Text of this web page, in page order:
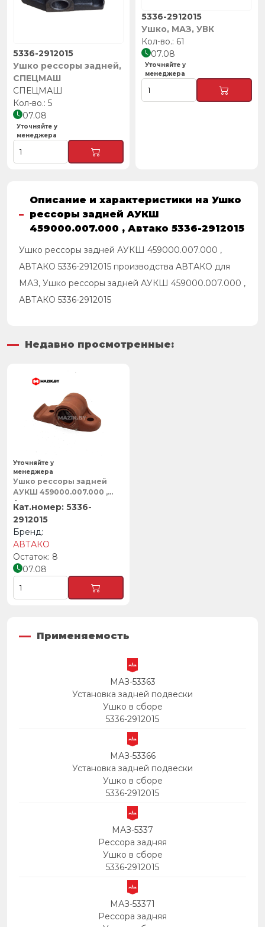
Ушко рессоры задней,
СПЕЦМАШ
5336-2912015
СПЕЦМАШ
5
07.08
Уточняйте у
менеджера
Ушко, МАЗ, УВК
5336-2912015
61
07.08
Уточняйте у
менеджера
Описание и характеристики на Ушко
рессоры задней АУКШ
459000.007.000 , Автако 5336-2912015
Ушко рессоры задней АУКШ 459000.007.000 ,
АВТАКО 5336-2912015 производства АВТАКО для
МАЗ, Ушко рессоры задней АУКШ 459000.007.000 ,
АВТАКО 5336-2912015
Недавно просмотренные:
Ушко рессоры задней
АУКШ 459000.007.000 ,
Автако
5336-
2912015
АВТАКО
8
07.08
Уточняйте у
менеджера
Применяемость
МАЗ-53363
Установка задней подвески
Ушко в сборе
5336-2912015
МАЗ-53366
Установка задней подвески
Ушко в сборе
5336-2912015
МАЗ-5337
Рессора задняя
Ушко в сборе
5336-2912015
МАЗ-53371
Рессора задняя